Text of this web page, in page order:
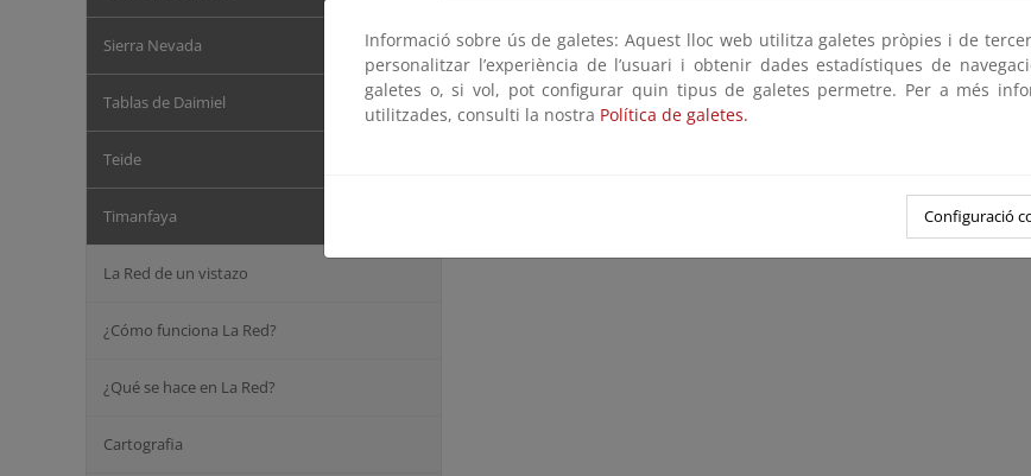
Sierra Nevada
Tablas de Daimiel
Teide
Timanfaya
La Red de un vistazo
¿Cómo funciona La Red?
¿Qué se hace en La Red?
Cartografia
Informació sobre ús de galetes: Aquest lloc web utilitza galetes pròpies i de
personalitzar l’experiència de l’usuari i obtenir dades estadístiques de
galetes o, si vol, pot configurar quin tipus de galetes permetre. Per a més
utilitzades, consulti la nostra Política de galetes.
Configuració